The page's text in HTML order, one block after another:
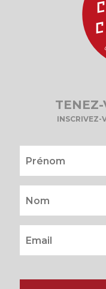
INSCRIVEZ-